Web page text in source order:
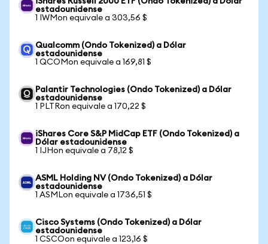
estadounidense
1 IWMon equivale a 303,56 $
Qualcomm (Ondo Tokenized) a Dólar
estadounidense
1 QCOMon equivale a 169,81 $
Palantir Technologies (Ondo Tokenized) a Dólar
estadounidense
1 PLTRon equivale a 170,22 $
iShares Core S&P MidCap ETF (Ondo Tokenized) a
Dólar estadounidense
1 IJHon equivale a 78,12 $
ASML Holding NV (Ondo Tokenized) a Dólar
estadounidense
1 ASMLon equivale a 1736,51 $
Cisco Systems (Ondo Tokenized) a Dólar
estadounidense
1 CSCOon equivale a 123,16 $